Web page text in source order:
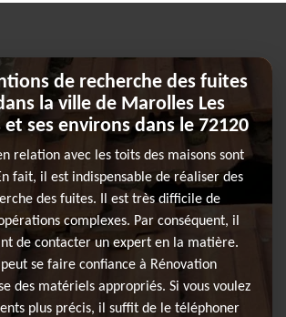
de recherche des fuites
la ville de Marolles Les
et ses environs dans le 72120
relation avec les toits des maisons sont
fait, il est indispensable de réaliser des
des fuites. Il est très difficile de
complexes. Par conséquent, il
de contacter un expert en la matière.
peut se faire confiance à Rénovation
des matériels appropriés. Si vous voulez
plus précis, il suffit de le téléphoner